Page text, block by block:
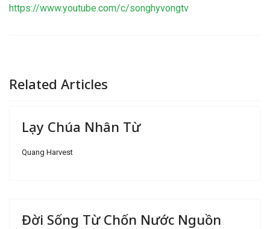
https://www.youtube.com/c/songhyvongtv
Related Articles
Lạy Chúa Nhân Từ
Quang Harvest
Đời Sống Từ Chốn Nước Nguồn